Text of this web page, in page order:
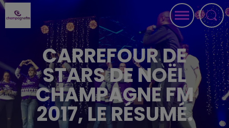
CARREFOUR DE
STARS DE NOËL
CHAMPAGNE FM
2017, LE RÉSUMÉ.